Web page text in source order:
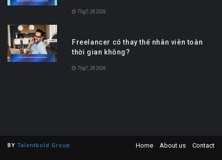
Thg7, 28 2026
Freelancer có thay thế nhân viên toàn
thời gian không?
Thg7, 28 2026
BY Talentbold Group Home About us Contact